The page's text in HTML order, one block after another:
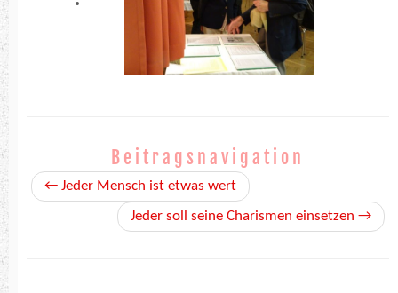
Beitragsnavigation
← Jeder Mensch ist etwas wert
Jeder soll seine Charismen einsetzen →